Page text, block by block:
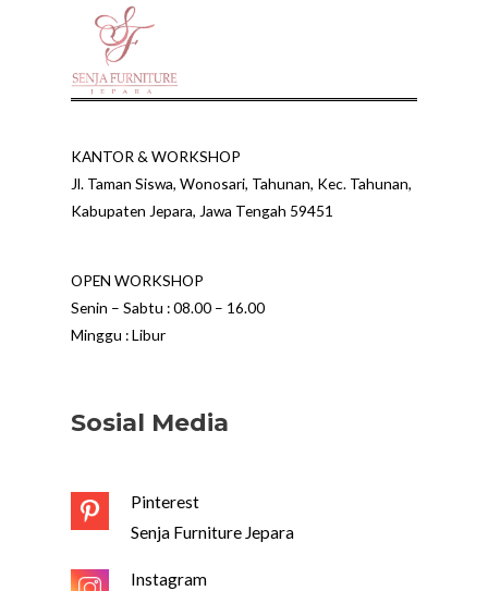
KANTOR & WORKSHOP
Jl. Taman Siswa, Wonosari, Tahunan, Kec. Tahunan,
Kabupaten Jepara, Jawa Tengah 59451
OPEN WORKSHOP
Senin – Sabtu : 08.00 – 16.00
Minggu : Libur
Sosial Media
Pinterest
Senja Furniture Jepara
Instagram